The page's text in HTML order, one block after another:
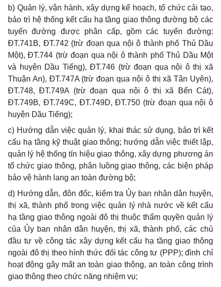
b) Quản lý, vận hành, xây dựng kế hoạch, tổ chức cải tạo,
bảo trì hệ thống kết cấu hạ tầng giao thông đường bộ các
tuyến đường được phân cấp, gồm các tuyến đường:
ĐT.741B, ĐT.742 (trừ đoạn qua nội ô thành phố Thủ Dầu
Một), ĐT.744 (trừ đoạn qua nội ô thành phố Thủ Dầu Một
và huyện Dầu Tiếng), ĐT.746 (trừ đoạn qua nội ô thị xã
Thuận An), ĐT.747A (trừ đoạn qua nội ô thị xã Tân Uyên),
ĐT.748, ĐT.749A (trừ đoạn qua nội ô thị xã Bến Cát),
ĐT.749B, ĐT.749C, ĐT.749D, ĐT.750 (trừ đoạn qua nội ô
huyện Dầu Tiếng);
c) Hướng dẫn việc quản lý, khai thác sử dụng, bảo trì kết
cấu hạ tầng kỹ thuật giao thông; hướng dẫn việc thiết lập,
quản lý hệ thống tín hiệu giao thông, xây dựng phương án
tổ chức giao thông, phân luồng giao thông, các biện pháp
bảo vệ hành lang an toàn đường bộ;
d) Hướng dẫn, đôn đốc, kiểm tra Ủy ban nhân dân huyện,
thị xã, thành phố trong việc quản lý nhà nước về kết cấu
hạ tầng giao thông ngoài đô thị thuộc thẩm quyền quản lý
của Ủy ban nhân dân huyện, thị xã, thành phố, các chủ
đầu tư về công tác xây dựng kết cấu hạ tầng giao thông
ngoài đô thị theo hình thức đối tác công tư (PPP); đình chỉ
hoạt động gây mất an toàn giao thông, an toàn công trình
giao thông theo chức năng nhiệm vụ;